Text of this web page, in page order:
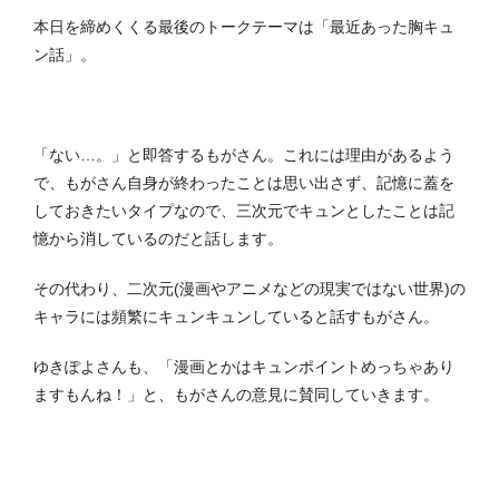
本日を締めくくる最後のトークテーマは「最近あった胸キュ
ン話」。
「ない…。」と即答するもがさん。これには理由があるよう
で、もがさん自身が終わったことは思い出さず、記憶に蓋を
しておきたいタイプなので、三次元でキュンとしたことは記
憶から消しているのだと話します。
その代わり、二次元(漫画やアニメなどの現実ではない世界)の
キャラには頻繁にキュンキュンしていると話すもがさん。
ゆきぽよさんも、「漫画とかはキュンポイントめっちゃあり
ますもんね！」と、もがさんの意見に賛同していきます。